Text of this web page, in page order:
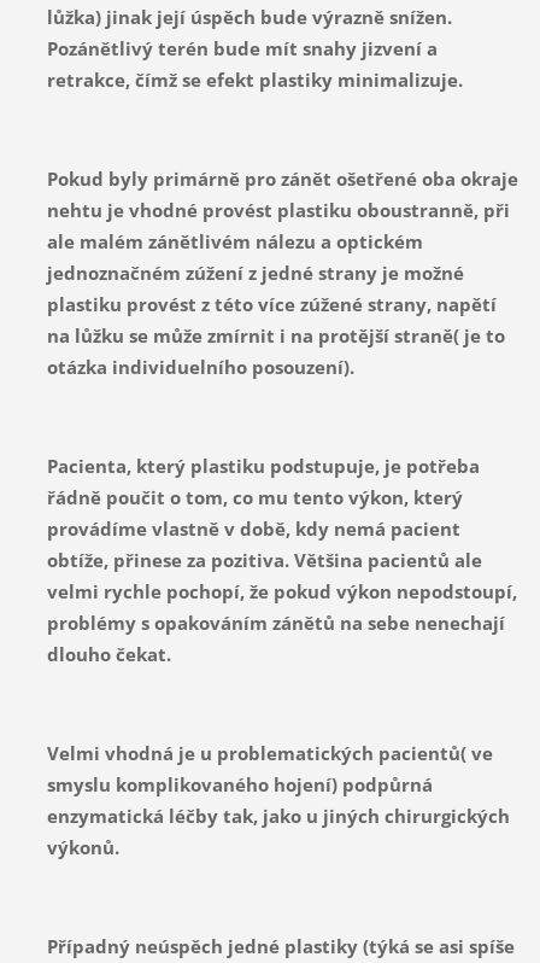
lůžka) jinak její úspěch bude výrazně snížen.
Pozánětlivý terén bude mít snahy jizvení a
retrakce, čímž se efekt plastiky minimalizuje.
Pokud byly primárně pro zánět ošetřené oba okraje
nehtu je vhodné provést plastiku oboustranně, při
ale malém zánětlivém nálezu a optickém
jednoznačném zúžení z jedné strany je možné
plastiku provést z této více zúžené strany, napětí
na lůžku se může zmírnit i na protější straně( je to
otázka individuelního posouzení).
Pacienta, který plastiku podstupuje, je potřeba
řádně poučit o tom, co mu tento výkon, který
provádíme vlastně v době, kdy nemá pacient
obtíže, přinese za pozitiva. Většina pacientů ale
velmi rychle pochopí, že pokud výkon nepodstoupí,
problémy s opakováním zánětů na sebe nenechají
dlouho čekat.
Velmi vhodná je u problematických pacientů( ve
smyslu komplikovaného hojení) podpůrná
enzymatická léčby tak, jako u jiných chirurgických
výkonů.
Případný neúspěch jedné plastiky (týká se asi spíše